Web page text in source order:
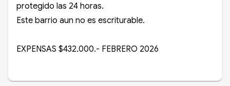
protegido las 24 horas.
Este barrio aun no es escriturable.
EXPENSAS $432.000.- FEBRERO 2026